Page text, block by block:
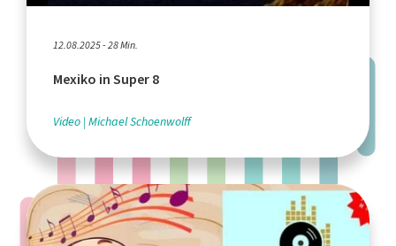
12.08.2025 - 28 Min.
Mexiko in Super 8
Video Michael Schoenwolff